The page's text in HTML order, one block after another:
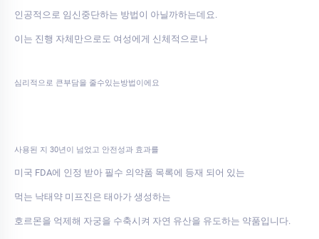
인공적으로 임신중단하는 방법이 아닐까하는데요.
이는 진행 자체만으로도 여성에게 신체적으로나
심리적으로 큰부담을 줄수있는방법이에요
사용된 지 30년이 넘었고 안전성과 효과를
미국 FDA에 인정 받아 필수 의약품 목록에 등재 되어 있는
먹는 낙태약 미프진은 태아가 생성하는
호르몬을 억제해 자궁을 수축시켜 자연 유산을 유도하는 약품입니다.